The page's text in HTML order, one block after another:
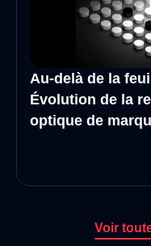
Voir
Au-delà de la
Évolution de la
optique de